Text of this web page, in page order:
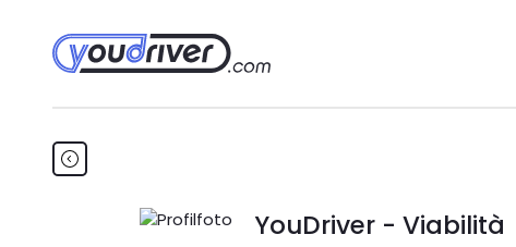
YouDriver - Viabilità